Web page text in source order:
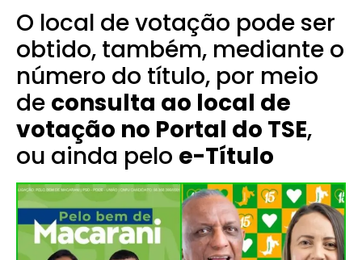
O local de votação pode ser
obtido, também, mediante o
número do título, por meio
de consulta ao local de
votação no Portal do TSE,
ou ainda pelo e-Título